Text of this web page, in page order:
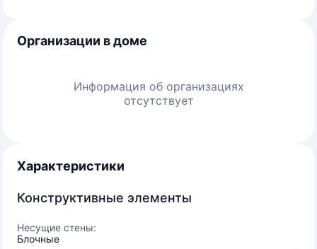
Организации в доме
Информация об организациях
отсутствует
Характеристики
Конструктивные элементы
Несущие стены:
Блочные